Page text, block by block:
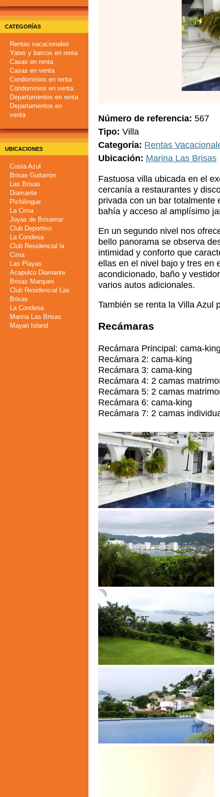
CATEGORÍAS
Rentas vacacionales
Yates y barcos en renta
Casas en renta
Casas en venta
Condominios en renta
Condominios en venta
Departamentos en renta
Departamentos en
venta
UBICACIONES
Costa Azul
Brisas Guitarrón
Las Brisas
Diamante
Pichilingue
La Cima
Joyas de Brisamar
Club Deportivo
La Condesa
Club Residencial la
Cima
Las Playas
Acapulco Diamante
Brisas Marques
Club Residencial Las
Brisas
La Condesa
Marina Las Brisas
Mayan Island
Número de referencia 567
Tipo Villa
Categoría Rentas
Ubicación
Marina Las Brisas
Fastuosa villa ubicada en el
cercanía a restaurantes y
privada con un bar totalmente
bahía y acceso al amplísimo
En un segundo nivel nos
bello panorama se observa
intimidad y conforto que
ellas en el nivel bajo y tres en
acondicionado, baño y
varios autos adicionales.
También se renta la Villa Azul
Recámaras
Recámara Principal: cama-
Recámara 2: cama-king
Recámara 3: cama-king
Recámara 4: 2 camas
Recámara 5: 2 camas
Recámara 6: cama-king
Recámara 7: 2 camas